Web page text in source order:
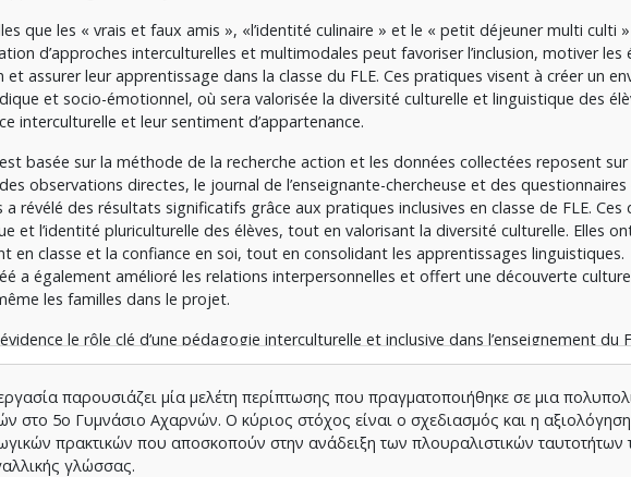
que les « vrais et faux amis », «l’identité culinaire » et le « petit déjeuner multi culti »
d’approches interculturelles et multimodales peut favoriser l’inclusion, motiver les
assurer leur apprentissage dans la classe du FLE. Ces pratiques visent à créer un
et socio-émotionnel, où sera valorisée la diversité culturelle et linguistique des
interculturelle et leur sentiment d’appartenance.
basée sur la méthode de la recherche action et les données collectées reposent sur
observations directes, le journal de l’enseignante-chercheuse et des
révélé des résultats significatifs grâce aux pratiques inclusives en classe de FLE. Ces
et l’identité pluriculturelle des élèves, tout en valorisant la diversité culturelle. Elles
en classe et la confiance en soi, tout en consolidant les apprentissages linguistiques.
a également amélioré les relations interpersonnelles et offert une découverte
les familles dans le projet.
le rôle clé d’une pédagogie interculturelle et inclusive dans l’enseignement du
scolaires caractérisés par une forte diversité culturelle.
παρουσιάζει μία μελέτη περίπτωσης που πραγματοποιήθηκε σε μια
στο 5ο Γυμνάσιο Αχαρνών. Ο κύριος στόχος είναι ο σχεδιασμός και η αξιολόγηση
πρακτικών που αποσκοπούν στην ανάδειξη των πλουραλιστικών
γλώσσας.